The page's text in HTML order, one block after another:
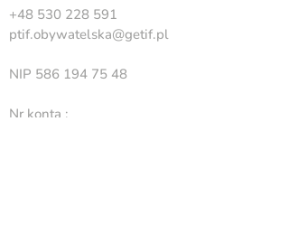
+48 530 228 591
ptif.obywatelska@getif.pl
NIP 586 194 75 48
Nr konta :